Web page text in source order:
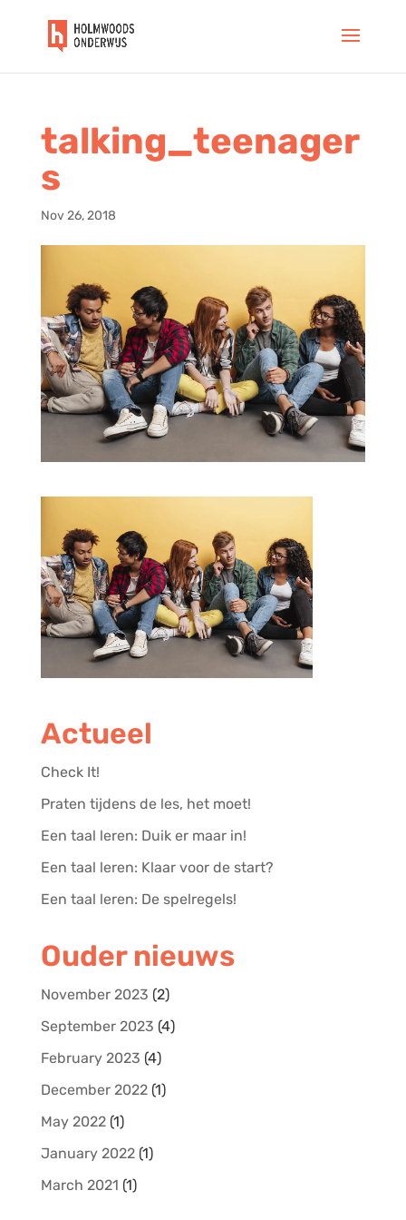
talking_teenager
s
Nov 26, 2018
Actueel
Check It!
Praten tijdens de les, het moet!
Een taal leren: Duik er maar in!
Een taal leren: Klaar voor de start?
Een taal leren: De spelregels!
Ouder nieuws
November 2023 (2)
September 2023 (4)
February 2023 (4)
December 2022(1)
May 2022(1)
January 2022(1)
March 2021 (1)